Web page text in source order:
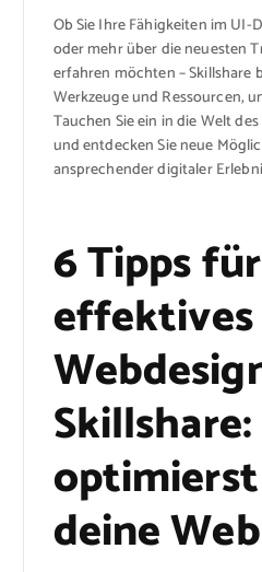
Ob Sie Ihre Fähigkeiten im
oder mehr über die neuesten
erfahren möchten – Skillshare
Werkzeuge und Ressourcen,
Tauchen Sie ein in die Welt
und entdecken Sie neue
ansprechender digitaler
6 Tipps für
effektives
Skillshare:
deine